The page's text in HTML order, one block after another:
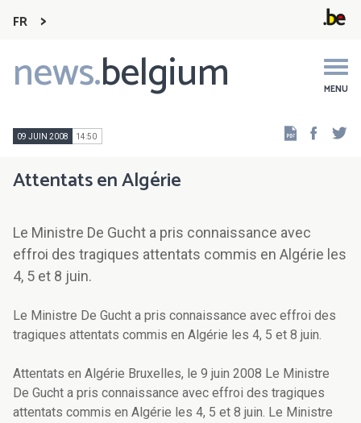
FR
news.belgium MENU
Main
navigation
09 JUIN 2008 14:50
Attentats en Algérie
Le Ministre De Gucht a pris connaissance avec
effroi des tragiques attentats commis en Algérie les
4, 5 et 8 juin.
Le Ministre De Gucht a pris connaissance avec effroi des
tragiques attentats commis en Algérie les 4, 5 et 8 juin.
Attentats en Algérie Bruxelles, le 9 juin 2008 Le Ministre
De Gucht a pris connaissance avec effroi des tragiques
attentats commis en Algérie les 4, 5 et 8 juin. Le Ministre